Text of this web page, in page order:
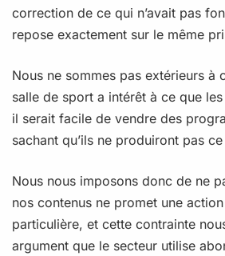
correction de ce qui n’avait pas
repose exactement sur le même
Nous ne sommes pas extérieurs à
salle de sport a intérêt à ce que
il serait facile de vendre des
sachant qu’ils ne produiront pas
Nous nous imposons donc de ne
nos contenus ne promet une
particulière, et cette contrainte
argument que le secteur utilise